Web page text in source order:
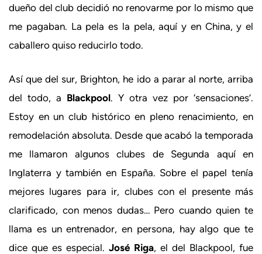
dueño del club decidió no renovarme por lo mismo que
me pagaban. La pela es la pela, aquí y en China, y el
caballero quiso reducirlo todo.
Así que del sur, Brighton, he ido a parar al norte, arriba
del todo, a Blackpool. Y otra vez por ‘sensaciones’.
Estoy en un club histórico en pleno renacimiento, en
remodelación absoluta. Desde que acabó la temporada
me llamaron algunos clubes de Segunda aquí en
Inglaterra y también en España. Sobre el papel tenía
mejores lugares para ir, clubes con el presente más
clarificado, con menos dudas… Pero cuando quien te
llama es un entrenador, en persona, hay algo que te
dice que es especial. José Riga, el del Blackpool, fue